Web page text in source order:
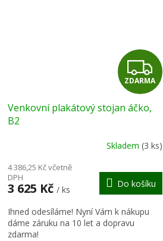
Z
D
R
M
A
ZDARMA
Venkovní plakátový stojan áčko,
B2
Skladem (3 ks)
4 386,25 Kč včetně
DPH
3 625 Kč / ks
Do košíku
Ihned odesíláme! Nyní Vám k nákupu
dáme záruku na 10 let a dopravu
zdarma!